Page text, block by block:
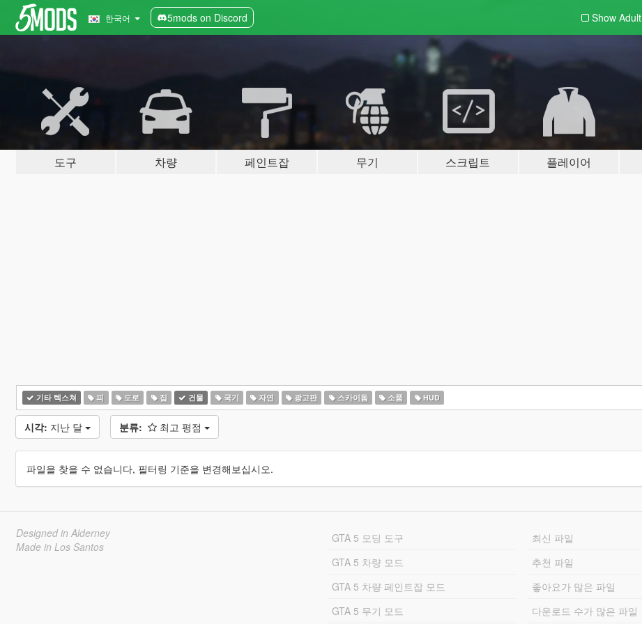
한국어 5mods on Discord Show Adult
도구 차량 페인트잡 무기 스크립트 플레이어
기타 텍스쳐 피 도로 집 건물 국기 자연 광고판 스카이돔 소품 HUD
시각: 지난 달 분류: 최고 평점
파일을 찾을 수 없습니다, 필터링 기준을 변경해보십시오.
Designed in Alderney
Made in Los Santos
GTA 5 모딩 도구
GTA 5 차량 모드
GTA 5 차량 페인트잡 모드
GTA 5 무기 모드
최신 파일
추천 파일
좋아요가 많은 파일
다운로드 수가 많은 파일